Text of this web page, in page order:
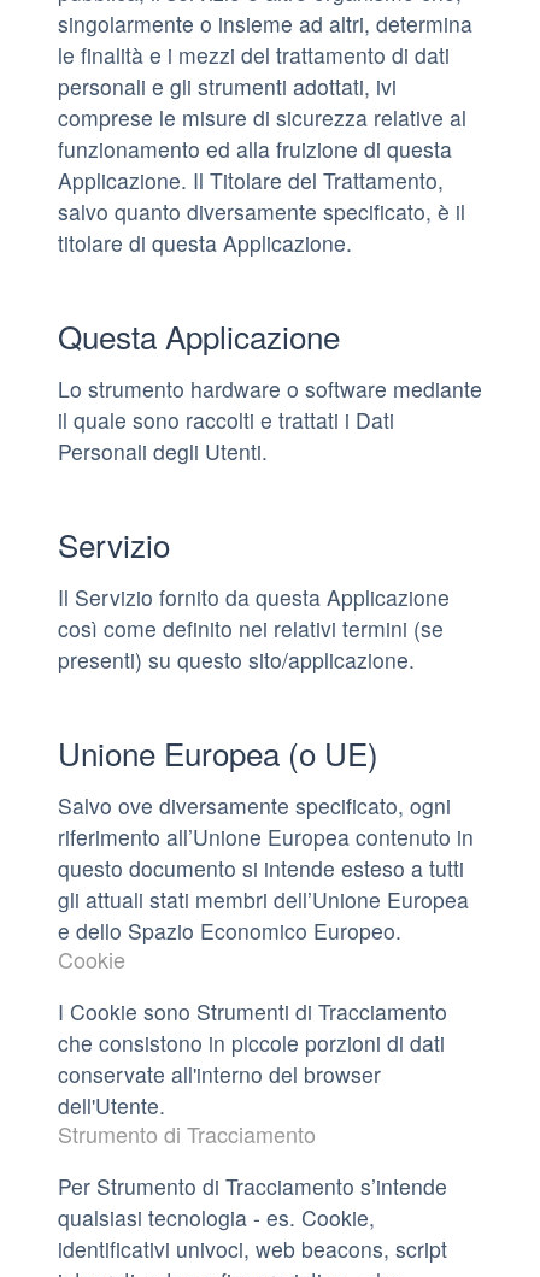
singolarmente o insieme ad altri, determina
le finalità e i mezzi del trattamento di dati
personali e gli strumenti adottati, ivi
comprese le misure di sicurezza relative al
funzionamento ed alla fruizione di questa
Applicazione. Il Titolare del Trattamento,
salvo quanto diversamente specificato, è il
titolare di questa Applicazione.
Questa Applicazione
Lo strumento hardware o software mediante
il quale sono raccolti e trattati i Dati
Personali degli Utenti.
Servizio
Il Servizio fornito da questa Applicazione
così come definito nei relativi termini (se
presenti) su questo sito/applicazione.
Unione Europea (o UE)
Salvo ove diversamente specificato, ogni
riferimento all’Unione Europea contenuto in
questo documento si intende esteso a tutti
gli attuali stati membri dell’Unione Europea
e dello Spazio Economico Europeo.
Cookie
I Cookie sono Strumenti di Tracciamento
che consistono in piccole porzioni di dati
conservate all'interno del browser
dell'Utente.
Strumento di Tracciamento
Per Strumento di Tracciamento s’intende
qualsiasi tecnologia - es. Cookie,
identificativi univoci, web beacons, script